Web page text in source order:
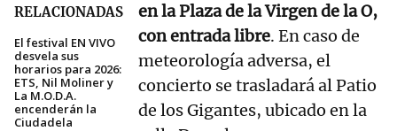
RELACIONADAS
El festival EN VIVO
desvela sus
horarios para 2026:
ETS, Nil Moliner y
La M.O.D.A.
encenderán la
Ciudadela
en la Plaza de la Virgen de la O,
con entrada libre. En caso de
meteorología adversa, el
concierto se trasladará al Patio
de los Gigantes, ubicado en la